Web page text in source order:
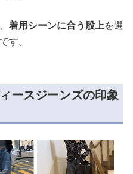
着用シーンに合う股上を選
す。
ースジーンズの印象